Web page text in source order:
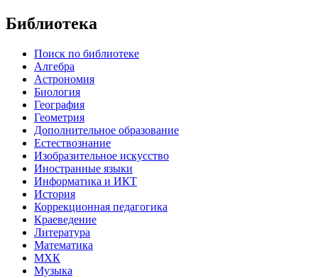
Библиотека
Поиск по библиотеке
Алгебра
Астрономия
Биология
География
Геометрия
Дополнительное образование
Естествознание
Изобразительное искусство
Иностранные языки
Информатика и ИКТ
История
Коррекционная педагогика
Краеведение
Литература
Математика
МХК
Музыка